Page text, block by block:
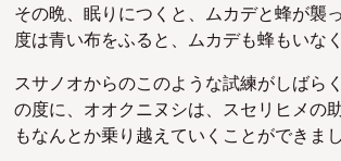
その晩、眠りにつくと、ムカデと蜂が襲
度は青い布をふると、ムカデも蜂もいな
スサノオからのこのような試練がしばら
の度に、オオクニヌシは、スセリヒメの
もなんとか乗り越えていくことができまし